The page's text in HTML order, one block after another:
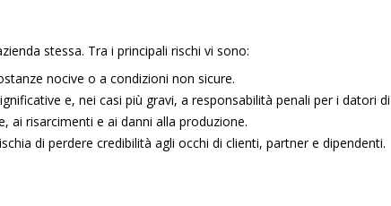
stessa. Tra i principali rischi vi sono:
nocive o a condizioni non sicure.
e, nei casi più gravi, a responsabilità penali per i datori
ai risarcimenti e ai danni alla produzione.
di perdere credibilità agli occhi di clienti, partner e dipendenti.